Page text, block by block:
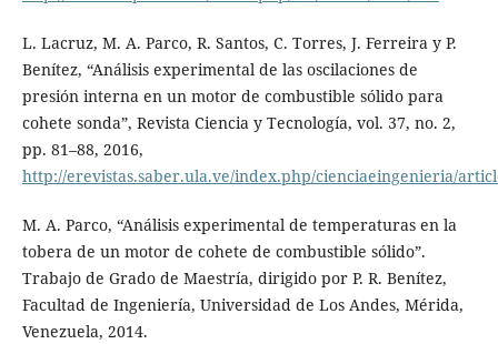
L. Lacruz, M. A. Parco, R. Santos, C. Torres, J. Ferreira y P.
Benítez, “Análisis experimental de las oscilaciones de
presión interna en un motor de combustible sólido para
cohete sonda”, Revista Ciencia y Tecnología, vol. 37, no. 2,
pp. 81–88, 2016,
http://erevistas.saber.ula.ve/index.php/cienciaeingenieria/
M. A. Parco, “Análisis experimental de temperaturas en la
tobera de un motor de cohete de combustible sólido”.
Trabajo de Grado de Maestría, dirigido por P. R. Benítez,
Facultad de Ingeniería, Universidad de Los Andes, Mérida,
Venezuela, 2014.